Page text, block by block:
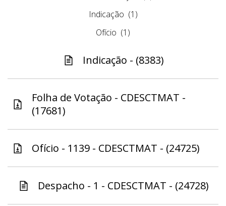
Indicação (1)
Ofício (1)
Indicação - (8383)
Folha de Votação - CDESCTMAT -
(17681)
Ofício - 1139 - CDESCTMAT - (24725)
Despacho - 1 - CDESCTMAT - (24728)